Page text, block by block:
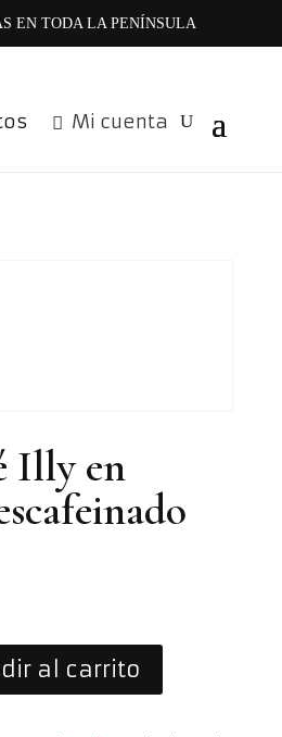
EN TODA LA PENÍNSULA
Mi cuenta
Illy en
al carrito